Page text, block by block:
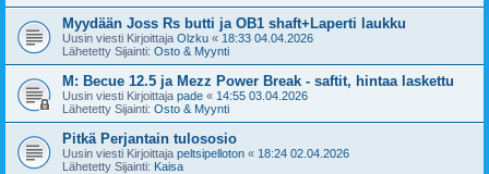
Myydään Joss Rs butti ja OB1 shaft+Laperti laukku
Uusin viesti Kirjoittaja Olzku « 18:33 04.04.2026
Lähetetty Sijainti: Osto & Myynti
M: Becue 12.5 ja Mezz Power Break - saftit, hintaa laskettu
Uusin viesti Kirjoittaja pade « 14:55 03.04.2026
Lähetetty Sijainti: Osto & Myynti
Pitkä Perjantain tulososio
Uusin viesti Kirjoittaja peltsipelloton « 18:24 02.04.2026
Lähetetty Sijainti: Kaisa